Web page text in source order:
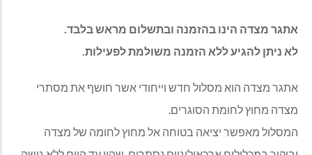
אתגר מצדה הינו בהזמנה ובתשלום מראש בלבד.
לא ניתן להגיע ללא הזמנה משולמת לפעילות.
אתגר מצדה הוא מסלול חדש וייחודי אשר חושף את מסתרי
מצדה מחוץ לחומת הסוגרים.
המסלול מאפשר יציאה בטוחה אל מחוץ לחומה של מצדה